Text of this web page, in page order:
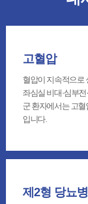
고혈압
혈압이 지속적으로
좌심실 비대·심부
군 환자에서는 고
입니다.
제2형 당뇨병